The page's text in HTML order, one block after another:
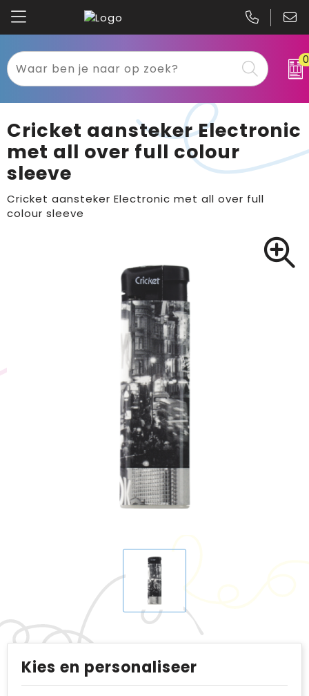
0
Textiel
Werkkleding
Sport
Tassen
Binnenreclame
Brievenbuspakketten
Kariban
B&C
Gildan
Clique
Cricket aansteker Electronic
met all over full colour
sleeve
Cricket aansteker Electronic met all over full
colour sleeve
Kies en personaliseer